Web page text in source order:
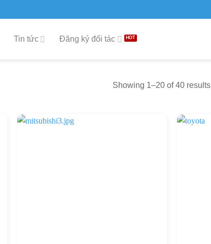
Tin tức Đăng ký đối tác
Showing 1–20 of 40 results